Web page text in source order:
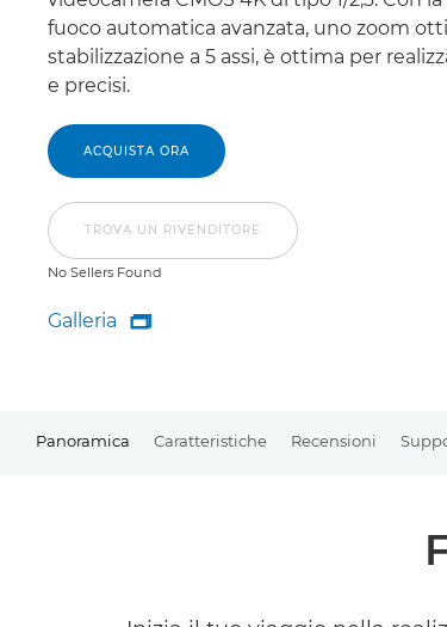
fuoco automatica avanzata, uno zoom
stabilizzazione a 5 assi, è ottima per
e precisi.
ACQUISTA ORA
TROVA UN RIVENDITORE
No Sellers Found
Galleria
Galleria

Panoramica Caratteristiche Recensioni